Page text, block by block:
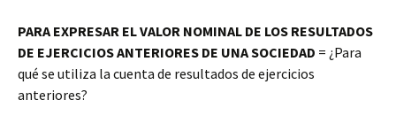
PARA EXPRESAR EL VALOR NOMINAL DE LOS RESULTADOS
DE EJERCICIOS ANTERIORES DE UNA SOCIEDAD = ¿Para
qué se utiliza la cuenta de resultados de ejercicios
anteriores?